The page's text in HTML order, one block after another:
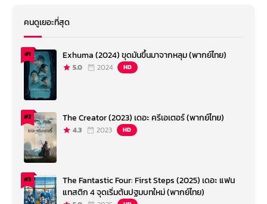
คนดูเยอะที่สุด
#1 Exhuma (2024) ขุดมันขึ้นมาจากหลุม (พากย์ไทย)
5.0 2024 HD
#2 The Creator (2023) เดอะ ครีเอเตอร์ (พากย์ไทย)
4.3 2023 HD
#3
The Fantastic Four: First Steps (2025) เดอะ แฟน
แทสติก 4 จุดเริ่มต้นปฐมบทใหม่ (พากย์ไทย)